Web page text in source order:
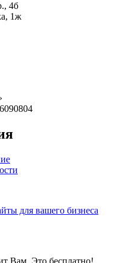
4б
1ж
для вашего бизнеса
Вам. Это бесплатно!